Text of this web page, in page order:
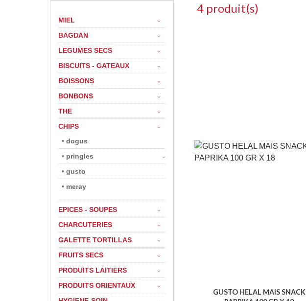
MIEL
BAGDAN
LEGUMES SECS
BISCUITS - GATEAUX
BOISSONS
BONBONS
THE
CHIPS
• dogus
• pringles
• gusto
• meray
EPICES - SOUPES
CHARCUTERIES
GALETTE TORTILLAS
FRUITS SECS
PRODUITS LAITIERS
PRODUITS ORIENTAUX
4 produit(s)
GUSTO HELAL MAIS SNACK